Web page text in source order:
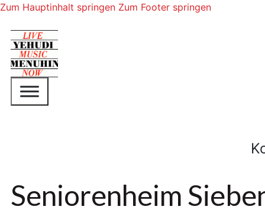
Zum Hauptinhalt springen Zum Footer springen
Seniorenheim